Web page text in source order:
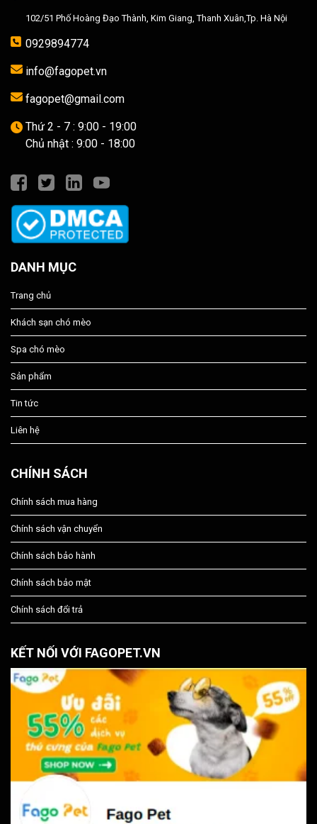
102/51 Phố Hoàng Đạo Thành, Kim Giang, Thanh Xuân,Tp. Hà Nội
0929894774
info@fagopet.vn
fagopet@gmail.com
Thứ 2 - 7 : 9:00 - 19:00
Chủ nhật : 9:00 - 18:00
DANH MỤC
Trang chủ
Khách sạn chó mèo
Spa chó mèo
Sản phẩm
Tin tức
Liên hệ
CHÍNH SÁCH
Chính sách mua hàng
Chính sách vận chuyển
Chính sách bảo hành
Chính sách bảo mật
Chính sách đổi trả
KẾT NỐI VỚI FAGOPET.VN